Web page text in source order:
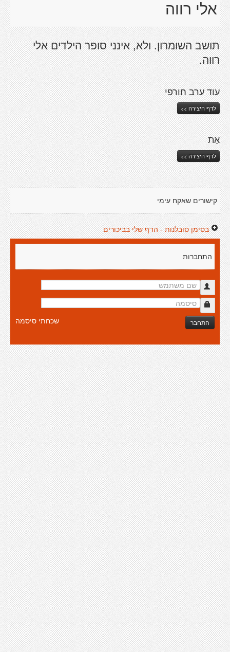
אלי רווה
תושב השומרון. ולא, אינני סופר הילדים אלי
רווה.
עוד ערב חורפי
לדף היצירה >>
אַת
לדף היצירה >>
קישורים שאקח עימי
בסימן סובלנות - הדף שלי בביכורים
התחברות
התחבר שכחתי סיסמה